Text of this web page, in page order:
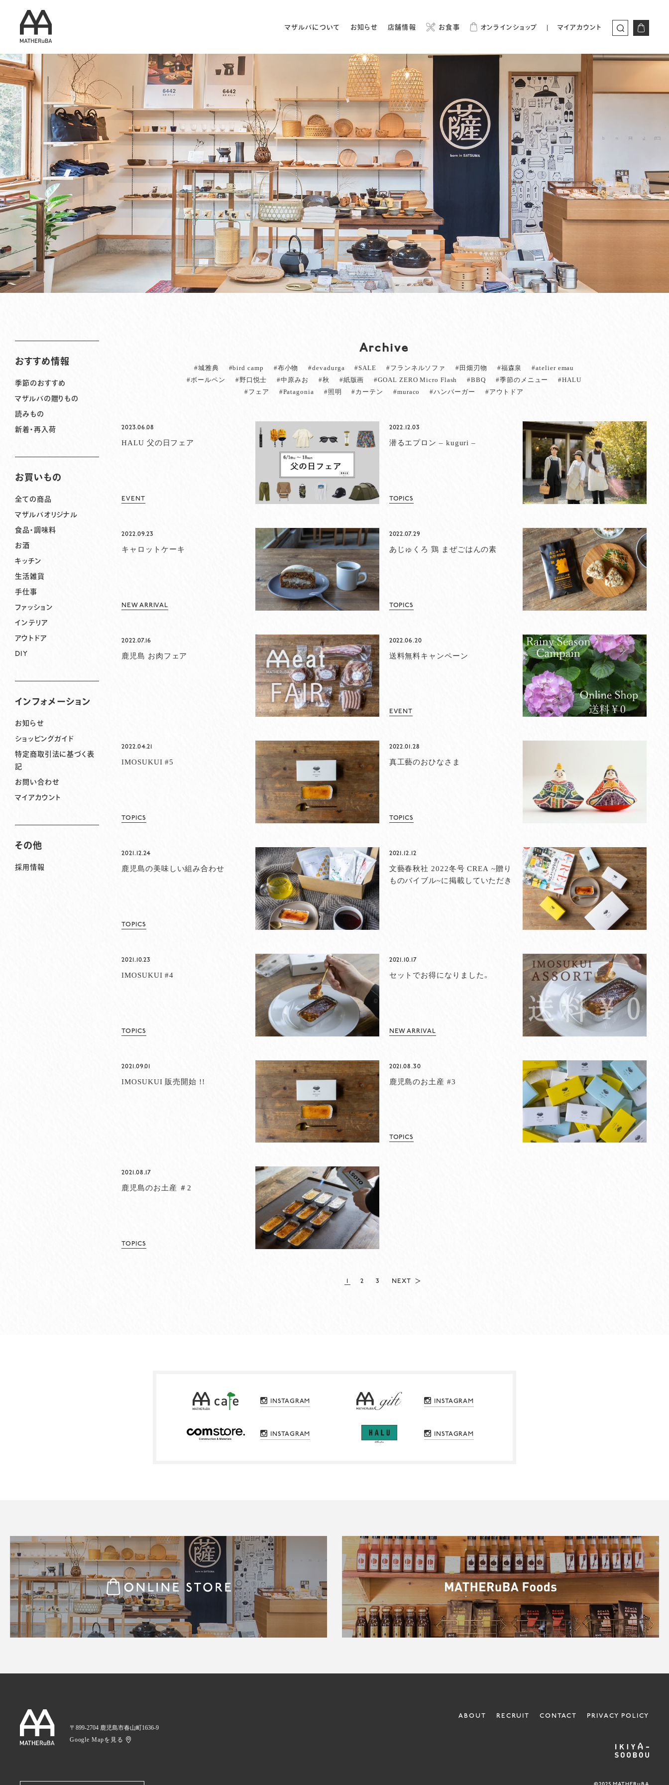
マザルバについて お知らせ 店舗情報 お食事 オンラインショップ マイアカウント
おすすめ情報
季節のおすすめ
マザルバの贈りもの
読みもの
新着・再入荷
お買いもの
全ての商品
マザルバオリジナル
食品・調味料
お酒
キッチン
生活雑貨
手仕事
ファッション
インテリア
アウトドア
DIY
インフォメーション
お知らせ
ショッピングガイド
特定商取引法に基づく表
記
お問い合わせ
マイアカウント
その他
採用情報
Archive
#城雅典 #bird camp #布小物 #devadurga #SALE #フランネルソファ #田畑刃物 #福森泉
#atelier emau
#ボールペン
#野口悦士 #中原みお #秋 #紙版画 #GOAL ZERO Micro Flash #BBQ #季節のメニュー
#HALU
#フェア
#Patagonia #照明 #カーテン #muraco #ハンバーガー #アウトドア
2023.06.08
HALU 父の日フェア
EVENT
2022.12.03
潜るエプロン – kuguri –
TOPICS
2022.09.23
キャロットケーキ
NEW ARRIVAL
2022.07.29
あじゅくろ 鶏 まぜごはんの素
TOPICS
2022.07.16
鹿児島 お肉フェア
2022.06.20
送料無料キャンペーン
EVENT
2022.04.21
IMOSUKUI #5
TOPICS
2022.01.28
真工藝のおひなさま
TOPICS
2021.12.24
鹿児島の美味しい組み合わせ
TOPICS
2021.12.12
文藝春秋社 2022冬号 CREA ~贈り
ものバイブル~に掲載していただき
2021.10.23
IMOSUKUI #4
TOPICS
2021.10.17
セットでお得になりました。
NEW ARRIVAL
2021.09.01
IMOSUKUI 販売開始 !!
2021.08.30
鹿児島のお土産 #3
TOPICS
2021.08.17
鹿児島のお土産 ＃2
TOPICS
1 2 3 NEXT ＞
INSTAGRAM INSTAGRAM
INSTAGRAM INSTAGRAM
〒899-2704 鹿児島市春山町1636-9
Google Mapを見る
ABOUT RECRUIT CONTACT PRIVACY POLICY